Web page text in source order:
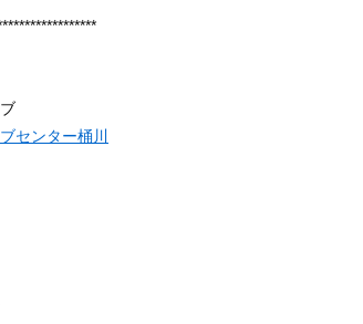
センター桶川